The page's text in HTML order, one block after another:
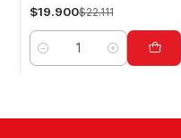
$19.900$22.111
Cantidad